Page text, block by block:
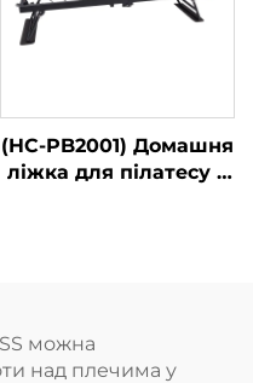
(HC-PB2001) Домашня
ліжка для пілатесу з
можна
над плечима у